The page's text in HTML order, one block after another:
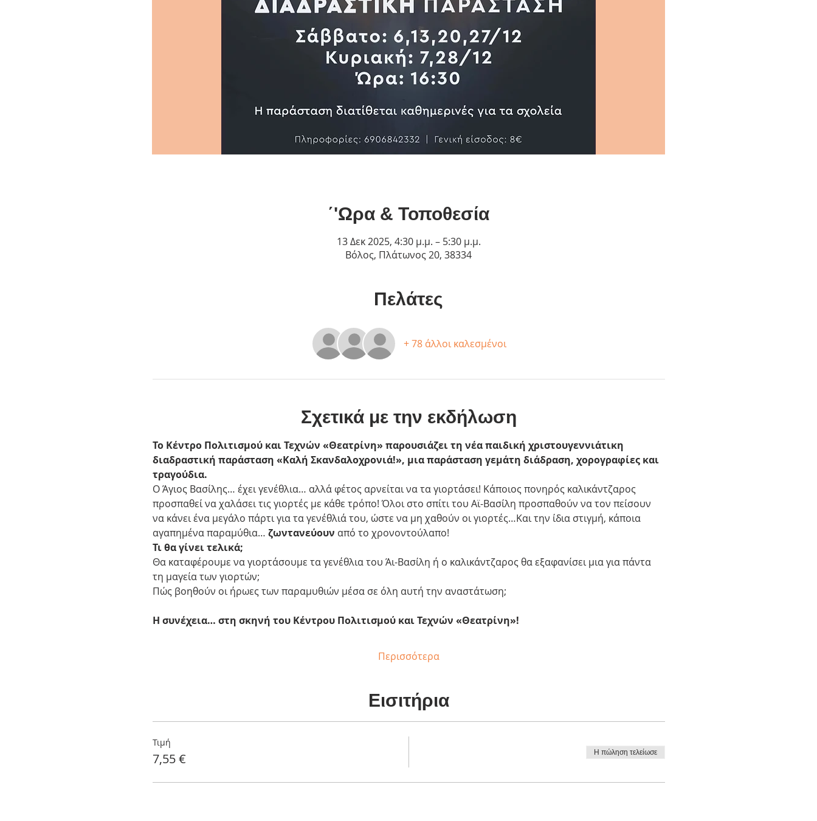
΄'Ωρα & Τοποθεσία
13 Δεκ 2025, 4:30 μ.μ. – 5:30 μ.μ.
Βόλος, Πλάτωνος 20, 38334
Πελάτες
+ 78 άλλοι καλεσμένοι
Σχετικά με την εκδήλωση
Το Κέντρο Πολιτισμού και Τεχνών «Θεατρίνη» παρουσιάζει τη νέα παιδική χριστουγεννιάτικη
διαδραστική παράσταση «Καλή Σκανδαλοχρονιά!», μια παράσταση γεμάτη διάδραση, χορογραφίες και
τραγούδια.
Ο Άγιος Βασίλης… έχει γενέθλια… αλλά φέτος αρνείται να τα γιορτάσει! Κάποιος πονηρός καλικάντζαρος
προσπαθεί να χαλάσει τις γιορτές με κάθε τρόπο! Όλοι στο σπίτι του Αϊ-Βασίλη προσπαθούν να τον πείσουν
να κάνει ένα μεγάλο πάρτι για τα γενέθλιά του, ώστε να μη χαθούν οι γιορτές…Και την ίδια στιγμή, κάποια
αγαπημένα παραμύθια… ζωντανεύουν από το χρονοντούλαπο!
Τι θα γίνει τελικά;
Θα καταφέρουμε να γιορτάσουμε τα γενέθλια του Άι-Βασίλη ή ο καλικάντζαρος θα εξαφανίσει μια για πάντα
τη μαγεία των γιορτών;
Πώς βοηθούν οι ήρωες των παραμυθιών μέσα σε όλη αυτή την αναστάτωση;
Η συνέχεια… στη σκηνή του Κέντρου Πολιτισμού και Τεχνών «Θεατρίνη»!
Περισσότερα
Εισιτήρια
Τιμή
7,55 € Η πώληση τελείωσε